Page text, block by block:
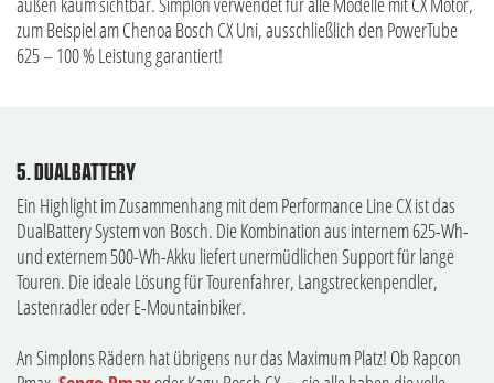
zum Beispiel am Chenoa Bosch CX Uni, ausschließlich den PowerTube
625 – 100 % Leistung garantiert!
5. DUALBATTERY
Ein Highlight im Zusammenhang mit dem Performance Line CX ist das
DualBattery System von Bosch. Die Kombination aus internem 625-Wh-
und externem 500-Wh-Akku liefert unermüdlichen Support für lange
Touren. Die ideale Lösung für Tourenfahrer, Langstreckenpendler,
Lastenradler oder E-Mountainbiker.
An Simplons Rädern hat übrigens nur das Maximum Platz! Ob Rapcon